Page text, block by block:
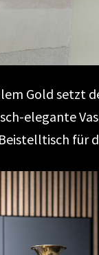
Gold setzt
elegante
für